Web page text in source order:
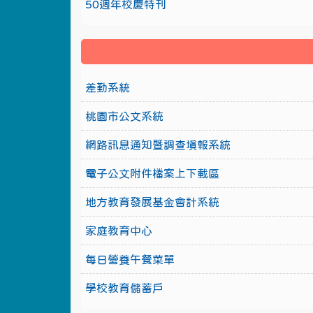
50週年校慶特刊
差勤系統
桃園市公文系統
網路訊息通知暨調查填報系統
電子公文附件檔案上下載區
地方教育發展基金會計系統
家庭教育中心
每日營養午餐菜單
學校教育儲蓄戶